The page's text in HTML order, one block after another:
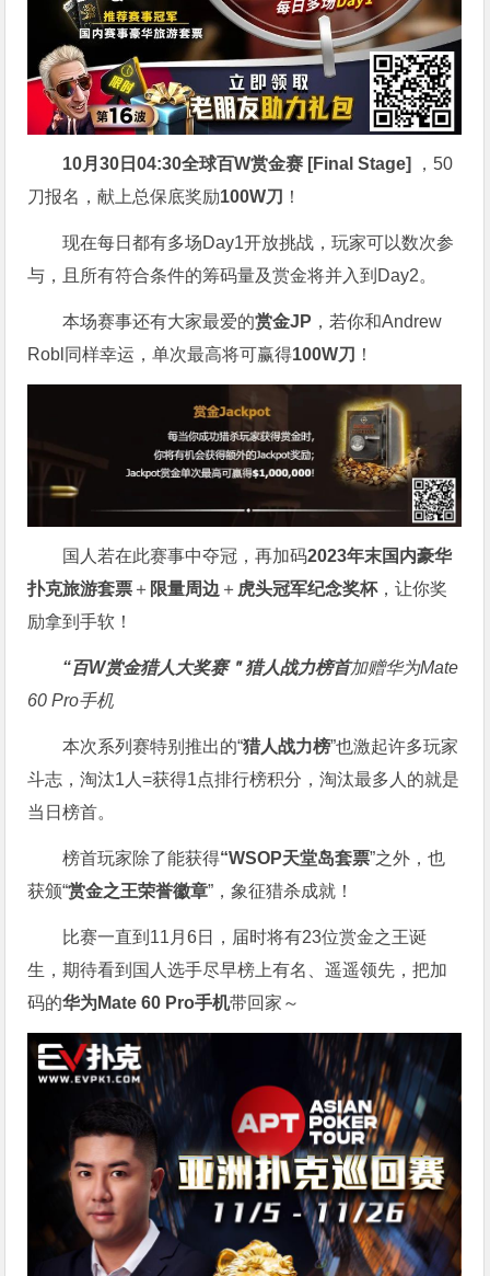
10月30日04:30全球百W赏金赛 [Final Stage]
，50
刀报名，献上总保底奖励100W刀 ！
现在每日都有多场Day1开放挑战，玩家可以数次参
与，且所有符合条件的筹码量及赏金将并入到Day2。
本场赛事还有大家最爱的赏金JP ，若你和Andrew
Robl同样幸运，单次最高将可赢得100W刀 ！
国人若在此赛事中夺冠，再加码2023年末国内豪华
扑克旅游套票 ＋ 限量周边 ＋ 虎头冠军纪念奖杯，让你奖
励拿到手软！
“百W赏金猎人大奖赛＂猎人战力榜首加赠华为Mate
60 Pro手机
本次系列赛特别推出的“猎人战力榜”也激起许多玩家
斗志，淘汰1人=获得1点排行榜积分，淘汰最多人的就是
当日榜首。
榜首玩家除了能获得“WSOP天堂岛套票”之外，也
获颁“赏金之王荣誉徽章”，象征猎杀成就！
比赛一直到11月6日，届时将有23位赏金之王诞
生，期待看到国人选手尽早榜上有名、遥遥领先，把加
码的华为Mate 60 Pro手机带回家～